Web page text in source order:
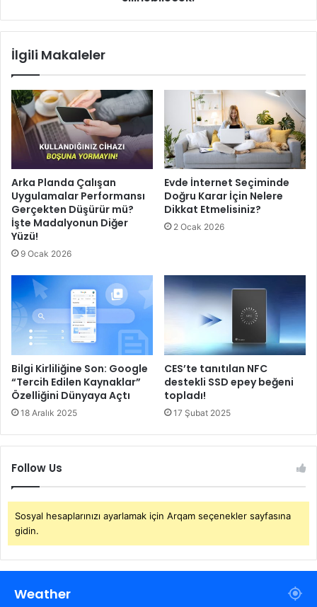
İlgili Makaleler
Arka Planda Çalışan
Uygulamalar Performansı
Gerçekten Düşürür mü?
İşte Madalyonun Diğer
Yüzü!
9 Ocak 2026
Evde İnternet Seçiminde
Doğru Karar İçin Nelere
Dikkat Etmelisiniz?
2 Ocak 2026
Bilgi Kirliliğine Son: Google
“Tercih Edilen Kaynaklar”
Özelliğini Dünyaya Açtı
18 Aralık 2025
CES’te tanıtılan NFC
destekli SSD epey beğeni
topladı!
17 Şubat 2025
Follow Us
Sosyal hesaplarınızı ayarlamak için Arqam seçenekler sayfasına
gidin.
Weather